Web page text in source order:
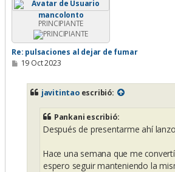
mancolonto
PRINCIPIANTE
Re: pulsaciones al dejar de fumar
M19 Oct 2023
javitintaoescribió:
Pankani escribió:
Después de presentarme ahí
Hace una semana que me
espero seguir manteniendo la